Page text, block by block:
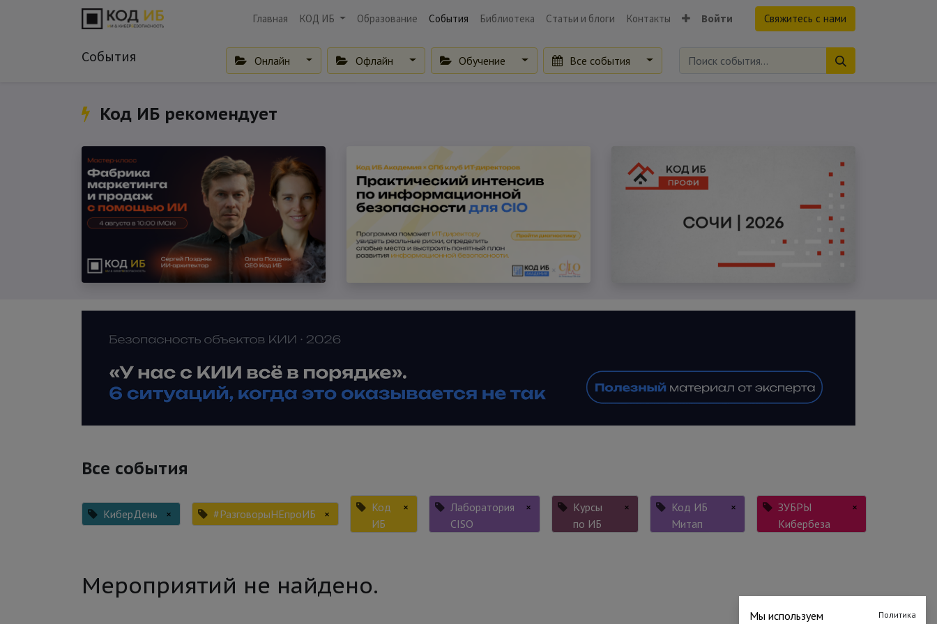
Главная КОД ИБ Образование События Библиотека Статьи и блоги Контакты Войти Свяжитесь с нами
События Онлайн Офлайн Обучение Все события
Код ИБ рекомендует
Все события
КиберДень × #РазговорыНЕпроИБ ×
Код
ИБ
×
Лаборатория
CISO
×
Курсы
по ИБ
×
Код ИБ
Митап
×
ЗУБРЫ
Кибербеза
×
Мероприятий не найдено.
Мы используем
Политика